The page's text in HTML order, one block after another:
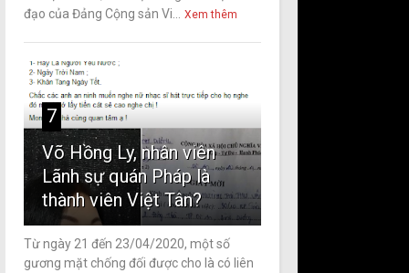
đạo của Đảng Cộng sản Vi...
Xem thêm
7
Võ Hồng Ly, nhân viên
Lãnh sự quán Pháp là
thành viên Việt Tân?
Từ ngày 21 đến 23/04/2020, một số
gương mặt chống đối được cho là có liên